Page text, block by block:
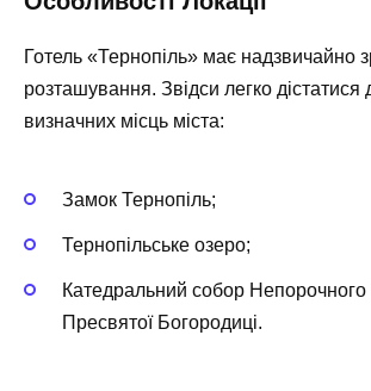
Готель «Тернопіль» має надзвичайно
розташування. Звідси легко дістатися
визначних місць міста:
Замок Тернопіль;
Тернопільське озеро;
Катедральний собор Непорочного
Пресвятої Богородиці.